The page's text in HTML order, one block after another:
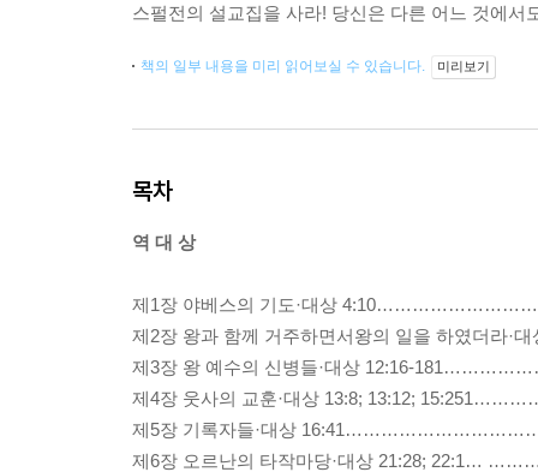
스펄전의 설교집을 사라! 당신은 다른 어느 것에서
책의 일부 내용을 미리 읽어보실 수 있습니다. 미리보기
목차
역 대 상
제1장 야베스의 기도·대상
제2장 왕과 함께 거주하면서왕의 일을 하였더
제3장 왕 예수의 신병들·대상 12:16-
제4장 웃사의 교훈·대상 13:8; 13:12;
제5장 기록자들·대상
제6장 오르난의 타작마당·대상 21:28;